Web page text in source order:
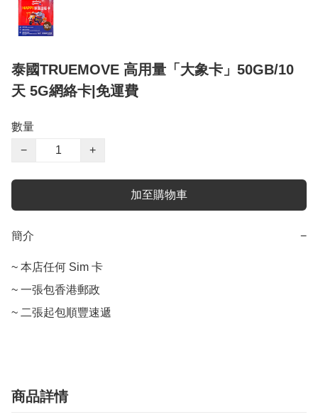
泰國TRUEMOVE 高用量「大象卡」50GB/10
天 5G網絡卡|免運費
數量
−
+
加至購物車
簡介 −
~ 本店任何 Sim 卡
~ 一張包香港郵政
~ 二張起包順豐速遞
商品詳情